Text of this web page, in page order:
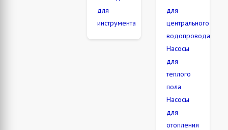
для
инструмента
для
центрального
водопровода
Насосы
для
теплого
пола
Насосы
для
отопления